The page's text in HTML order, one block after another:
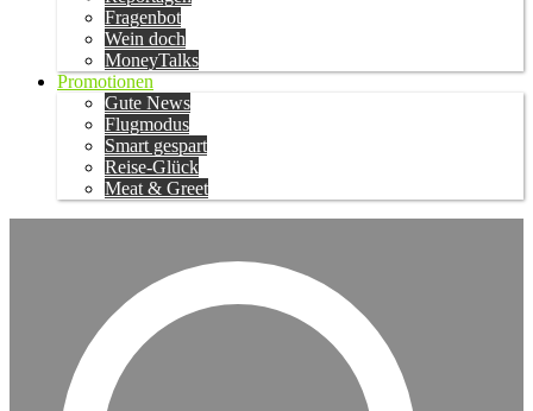
Fragenbot
Wein doch
MoneyTalks
Promotionen
Gute News
Flugmodus
Smart gespart
Reise-Glück
Meat & Greet